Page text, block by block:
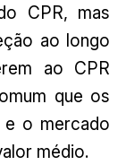
CPR, mas
ao longo
ao CPR
que os
e o mercado
médio.